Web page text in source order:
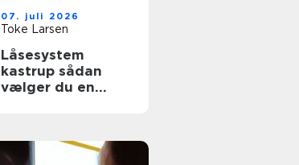
07. juli 2026
Toke Larsen
Låsesystem
kastrup sådan
vælger du en